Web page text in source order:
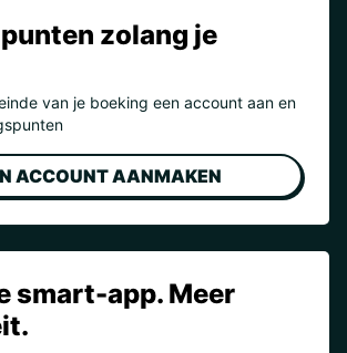
zolang je
van je boeking een account aan en
ACCOUNT AANMAKEN
smart-app. Meer